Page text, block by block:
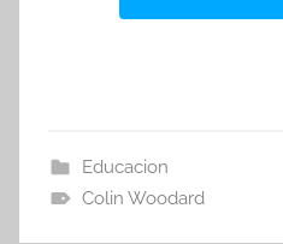
Educacion
Colin Woodard